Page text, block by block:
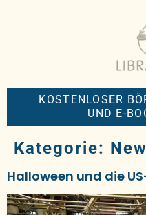
KOSTENLOSER
UND E-
Kategorie:
Halloween und die